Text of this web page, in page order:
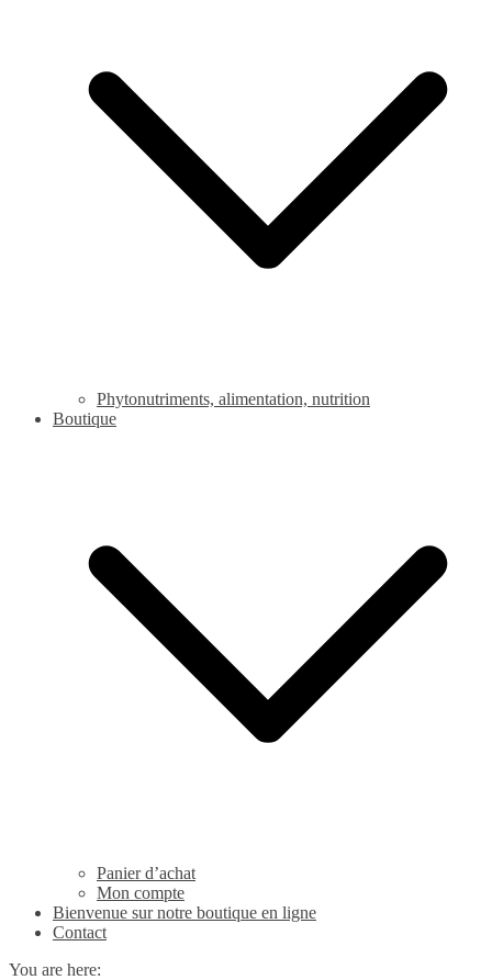
Phytonutriments, alimentation, nutrition
Boutique
Panier d’achat
Mon compte
Bienvenue sur notre boutique en ligne
Contact
You are here: